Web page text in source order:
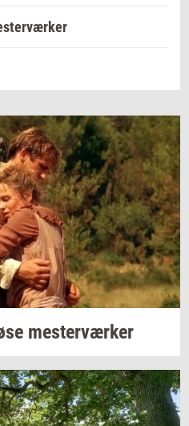
mester­vær­ker